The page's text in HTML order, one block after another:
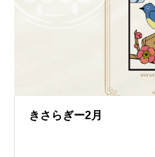
きさらぎー2月